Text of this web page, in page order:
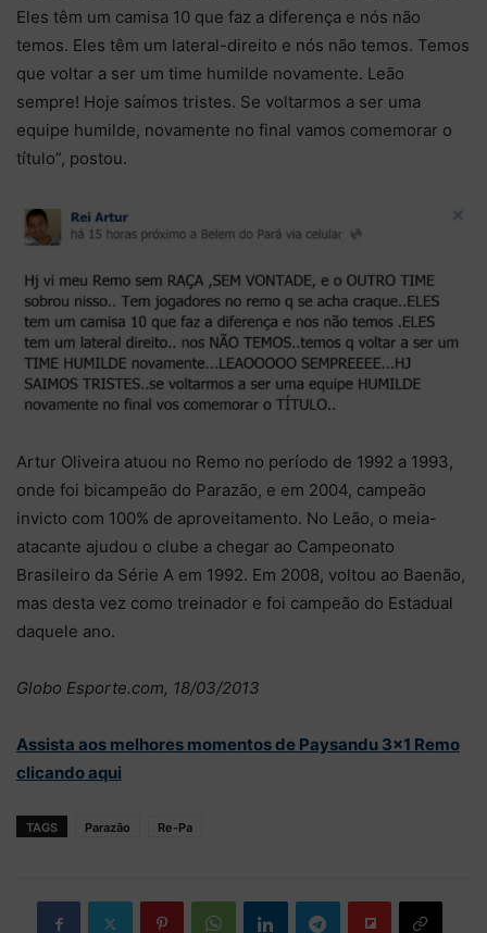
Eles têm um camisa 10 que faz a diferença e nós não
temos. Eles têm um lateral-direito e nós não temos. Temos
que voltar a ser um time humilde novamente. Leão
sempre! Hoje saímos tristes. Se voltarmos a ser uma
equipe humilde, novamente no final vamos comemorar o
título”, postou.
Artur Oliveira atuou no Remo no período de 1992 a 1993,
onde foi bicampeão do Parazão, e em 2004, campeão
invicto com 100% de aproveitamento. No Leão, o meia-
atacante ajudou o clube a chegar ao Campeonato
Brasileiro da Série A em 1992. Em 2008, voltou ao Baenão,
mas desta vez como treinador e foi campeão do Estadual
daquele ano.
Globo Esporte.com, 18/03/2013
Assista aos melhores momentos de Paysandu 3×1 Remo
clicando aqui
TAGS Parazão Re-Pa